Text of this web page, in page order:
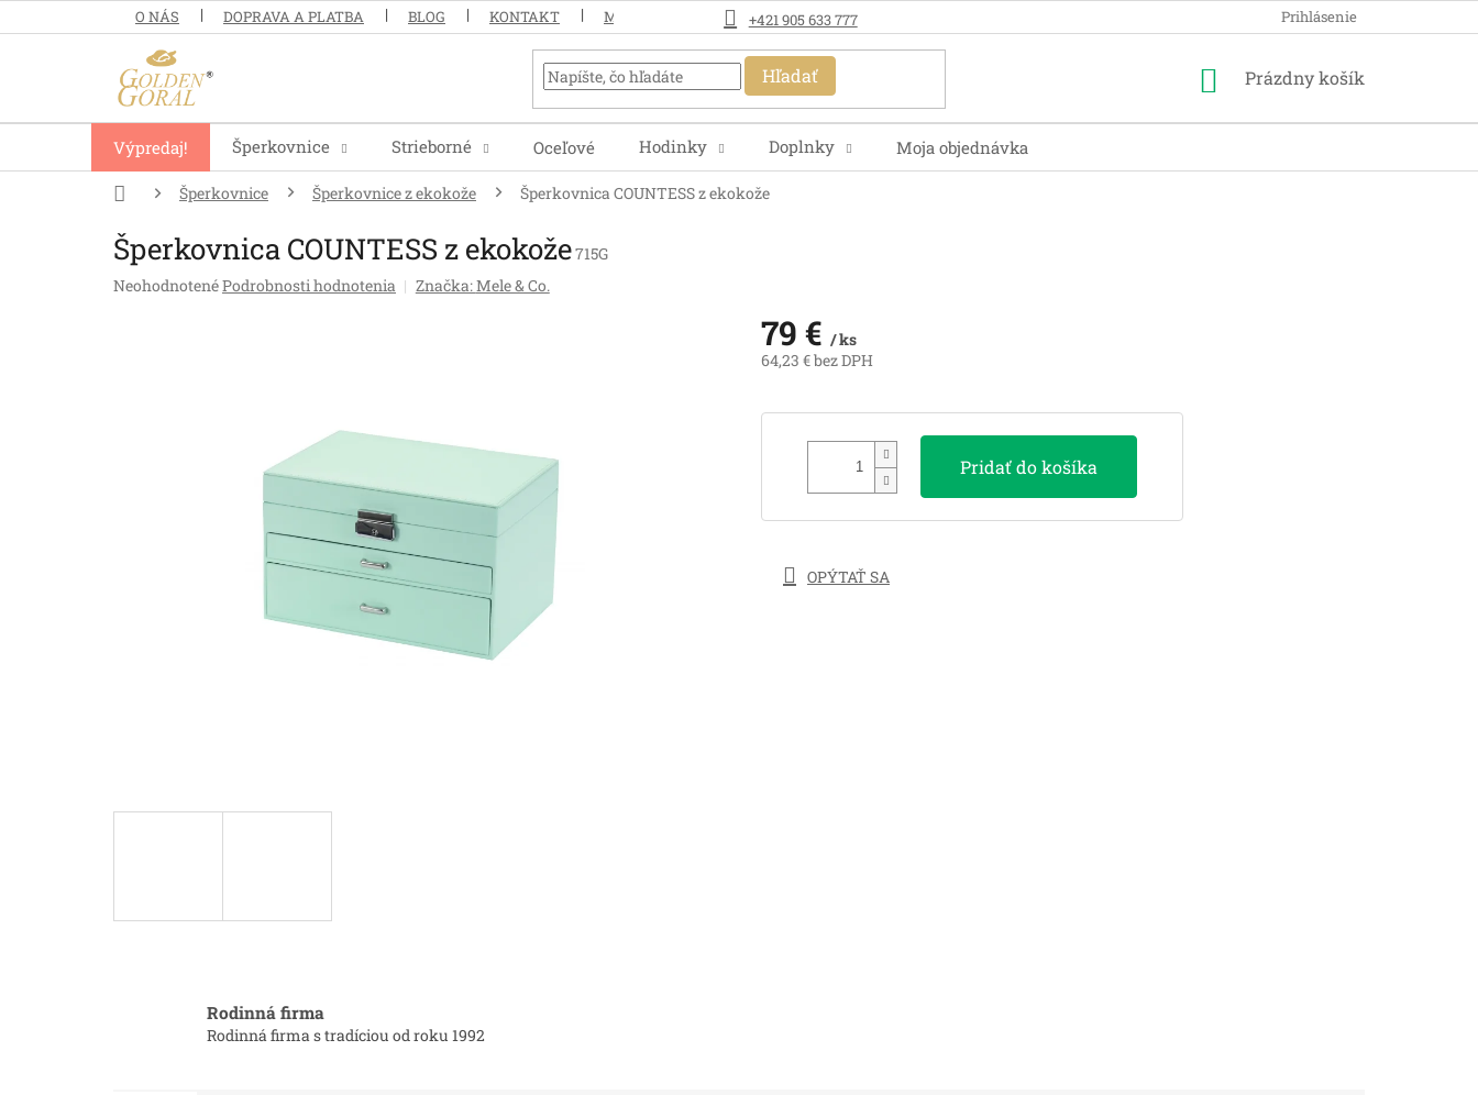
na
+421 905 633 777
O NÁS DOPRAVA A PLATBA BLOG KONTAKT MOJA OBJEDNÁVKA Prihlásenie
Hľadať
Nákupný
Prázdny košík
Výpredaj! Šperkovnice Strieborné Oceľové Hodinky Doplnky Moja objednávka
DomovŠperkovnice Šperkovnice z ekokože Šperkovnica COUNTESS z ekokože
Šperkovnica COUNTESS z ekokože715G
Priemerné
NeohodnotenéPodrobnosti hodnotenia Značka:Mele & Co.
79 € / ks
64,23 € bez DPH
cena:
Pridať do košíka
OPÝTAŤ SA
Rodinná firma
Rodinná firma s tradíciou od roku 1992